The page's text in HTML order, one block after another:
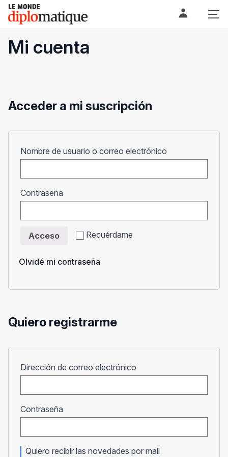
Skip
content
Le monde diplomatique
Mi cuenta
Acceder a mi suscripción
Nombre de usuario o correo electrónico
Contraseña
Recuérdame
Acceso
Olvidé mi contraseña
Quiero registrarme
Dirección de correo electrónico
Contraseña
Quiero recibir las novedades por mail